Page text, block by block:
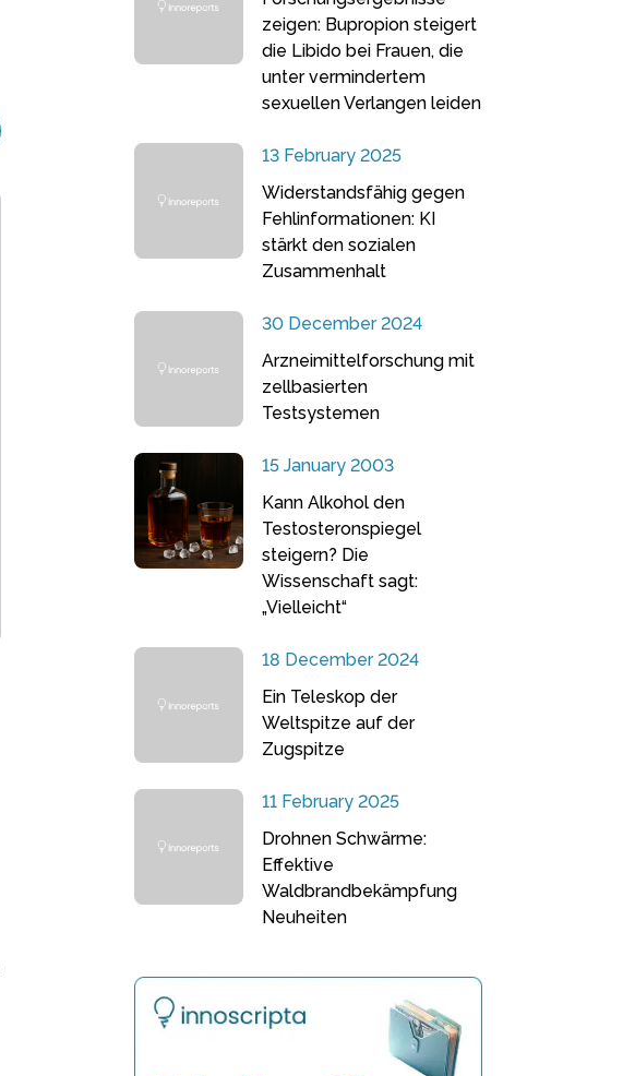
zeigen: Bupropion steigert
die Libido bei Frauen, die
unter vermindertem
sexuellen Verlangen leiden
13 February 2025
Widerstandsfähig gegen
Fehlinformationen: KI
stärkt den sozialen
Zusammenhalt
30 December 2024
Arzneimittelforschung mit
zellbasierten
Testsystemen
15 January 2003
Kann Alkohol den
Testosteronspiegel
steigern? Die
Wissenschaft sagt:
„Vielleicht“
18 December 2024
Ein Teleskop der
Weltspitze auf der
Zugspitze
11 February 2025
Drohnen Schwärme:
Effektive
Waldbrandbekämpfung
Neuheiten